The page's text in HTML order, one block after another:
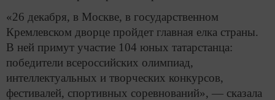
«26 декабря, в Москве, в государственном
Кремлевском дворце пройдет главная елка страны.
В ней примут участие 104 юных татарстанца:
победители всероссийских олимпиад,
интеллектуальных и творческих конкурсов,
фестивалей, спортивных соревнований», — сказала